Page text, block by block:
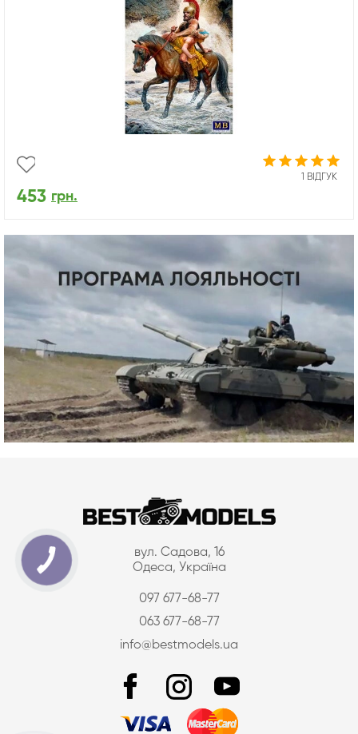
1 ВІДГУК
453 грн.
вул. Садова, 16
Одеса, Україна
097 677-68-77
063 677-68-77
info@bestmodels.ua